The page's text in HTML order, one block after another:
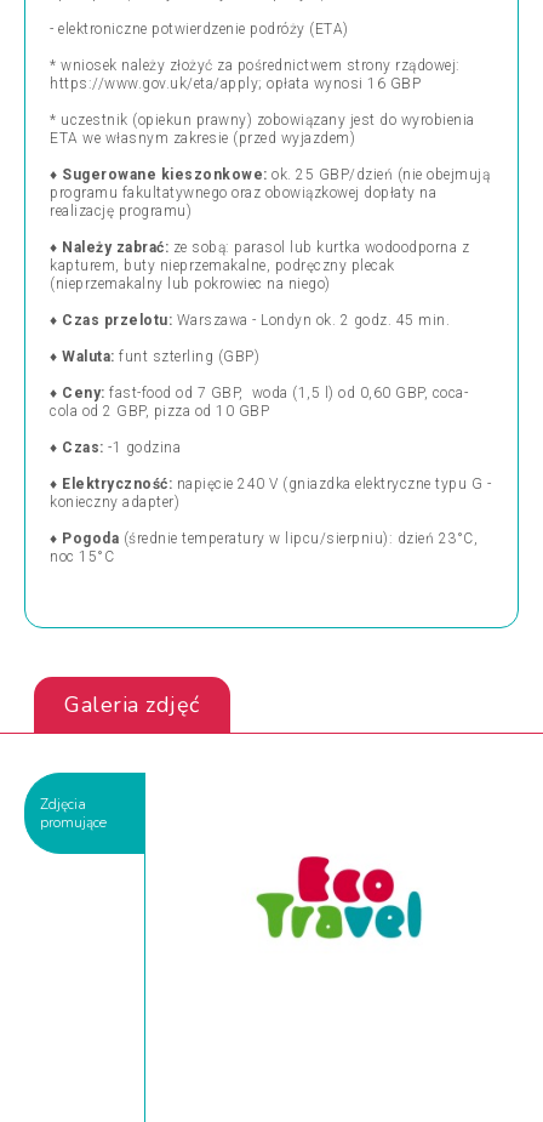
- elektroniczne potwierdzenie podróży (ETA)
* wniosek należy złożyć za pośrednictwem strony rządowej:
https://www.gov.uk/eta/apply; opłata wynosi 16 GBP
* uczestnik (opiekun prawny) zobowiązany jest do wyrobienia
ETA we własnym zakresie (przed wyjazdem)
♦ Sugerowane kieszonkowe: ok. 25 GBP/dzień (nie obejmują
programu fakultatywnego oraz obowiązkowej dopłaty na
realizację programu)
♦ Należy zabrać: ze sobą: parasol lub kurtka wodoodporna z
kapturem, buty nieprzemakalne, podręczny plecak
(nieprzemakalny lub pokrowiec na niego)
♦ Czas przelotu: Warszawa - Londyn ok. 2 godz. 45 min.
♦ Waluta: funt szterling (GBP)
♦ Ceny: fast-food od 7 GBP, woda (1,5 l) od 0,60 GBP, coca-
cola od 2 GBP, pizza od 10 GBP
♦ Czas: -1 godzina
♦ Elektryczność: napięcie 240 V (gniazdka elektryczne typu G -
konieczny adapter)
♦ Pogoda (średnie temperatury w lipcu/sierpniu): dzień 23°C,
noc 15°C
Galeria zdjęć
Zdjęcia
promujące